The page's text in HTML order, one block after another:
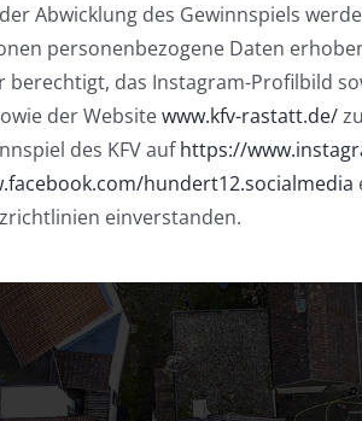
Abwicklung des Gewinnspiels
personenbezogene Daten
berechtigt, das Instagram-Profilbild
der Websitewww.kfv-rastatt.de/
des KFV aufhttps://
hundert12.socialmedia
einverstanden.